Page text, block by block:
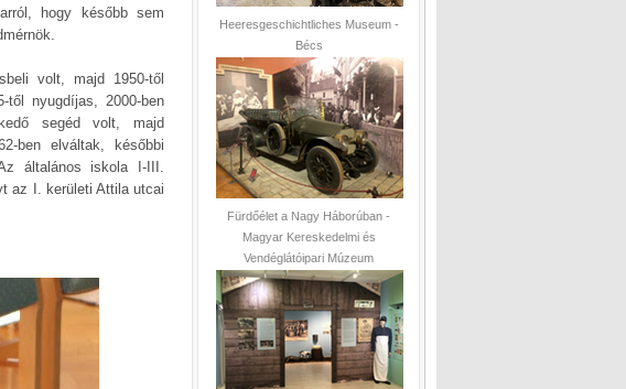
hogy később sem
volt, majd 1950-től
től nyugdíjas, 2000-ben
segéd volt, majd
ben elváltak, későbbi
általános iskola I-III.
az I. kerületi Attila utcai
Heeresgeschichtliches Museum -
Bécs
Fürdőélet a Nagy Háborúban -
Magyar Kereskedelmi és
Vendéglátóipari Múzeum